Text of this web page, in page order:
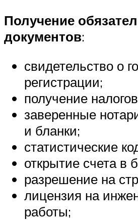
Получение
документов:
свидетельство о
регистрации;
получение
заверенные
и бланки;
статистические
открытие счета в
разрешение на
лицензия на
работы;